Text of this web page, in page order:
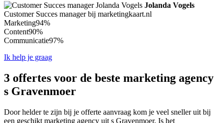
Jolanda Vogels
Customer Succes manager bij marketingkaart.nl
Marketing94%
Content90%
Communicatie97%
Ik help je graag
3 offertes voor de beste marketing agency
s Gravenmoer
Door helder te zijn bij je offerte aanvraag kom je veel sneller uit bij
een geschikt marketing agency uit s Gravenmoer. Is het